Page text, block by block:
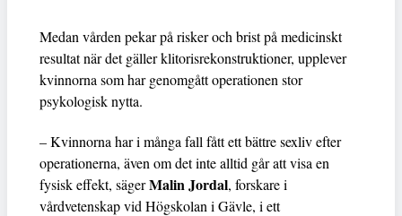
Medan vården pekar på risker och brist på medicinskt
resultat när det gäller klitorisrekonstruktioner, upplever
kvinnorna som har genomgått operationen stor
psykologisk nytta.
– Kvinnorna har i många fall fått ett bättre sexliv efter
operationerna, även om det inte alltid går att visa en
fysisk effekt, sägerMalin Jordal, forskare i
vårdvetenskap vid Högskolan i Gävle, i ett